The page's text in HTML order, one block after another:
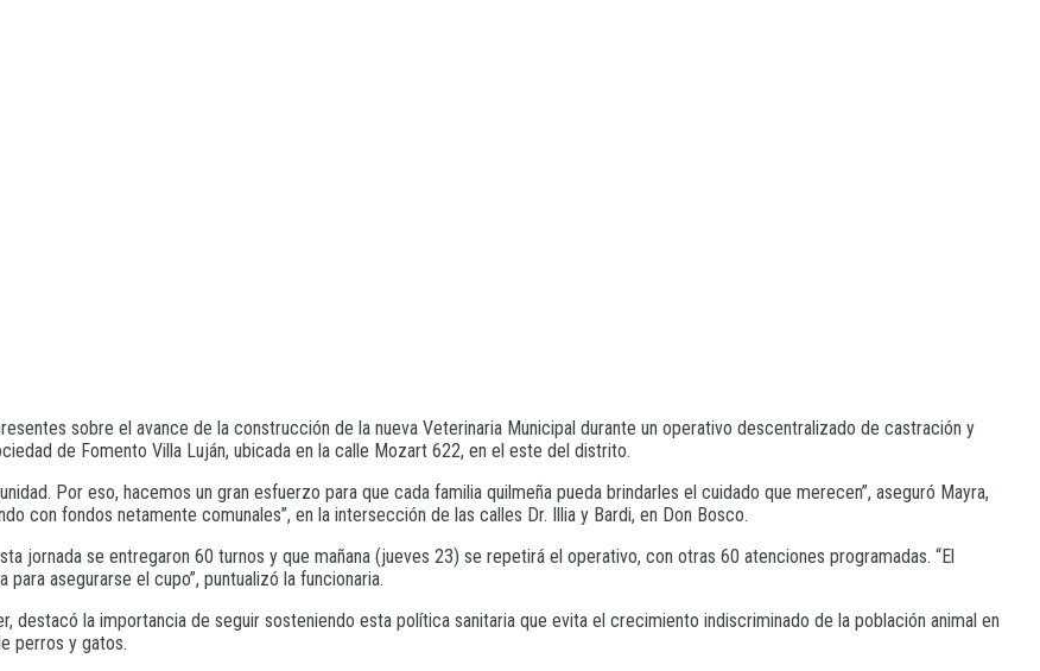
sobre el avance de la construcción de la nueva Veterinaria Municipal durante un operativo descentralizado de castración y
de Fomento Villa Luján, ubicada en la calle Mozart 622, en el este del distrito.
Por eso, hacemos un gran esfuerzo para que cada familia quilmeña pueda brindarles el cuidado que merecen”, aseguró Mayra,
con fondos netamente comunales”, en la intersección de las calles Dr. Illia y Bardi, en Don Bosco.
jornada se entregaron 60 turnos y que mañana (jueves 23) se repetirá el operativo, con otras 60 atenciones programadas. “El
asegurarse el cupo”, puntualizó la funcionaria.
destacó la importancia de seguir sosteniendo esta política sanitaria que evita el crecimiento indiscriminado de la población animal en
perros y gatos.